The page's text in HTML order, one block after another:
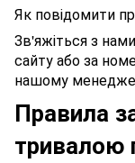
Як повідомити
Зв'яжіться з
сайту або за
нашому
Правила
тривалою